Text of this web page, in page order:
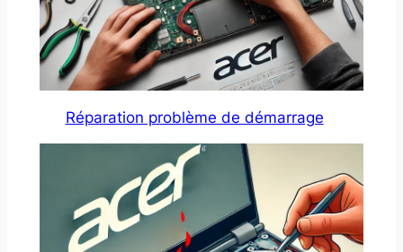
Réparation problème de démarrage